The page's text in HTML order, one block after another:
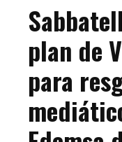
plan de
para